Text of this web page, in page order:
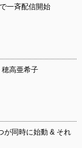
一斉配信開始
穂高亜希子
が同時に始動 & それ